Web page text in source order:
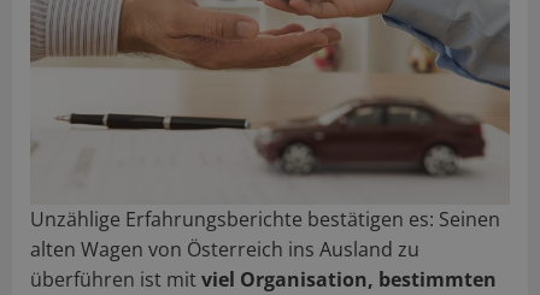
Unzählige Erfahrungsberichte bestätigen es: Seinen
alten Wagen von Österreich ins Ausland zu
überführen ist mitviel Organisation, bestimmten